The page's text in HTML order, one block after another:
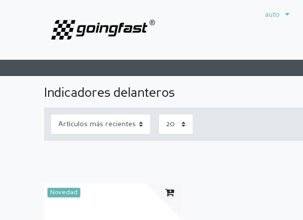
auto
Indicadores delanteros
Novedad